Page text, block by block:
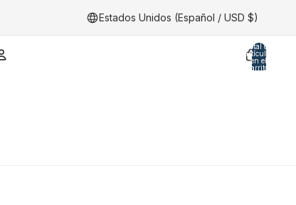
Estados Unidos (Español / USD $)
Total de
artículos
en el
carrito: